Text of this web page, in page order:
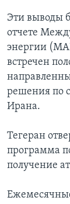
Эти выводы
отчете
энергии
встречен
решения по
Ирана.
Тегеран
программа
получение